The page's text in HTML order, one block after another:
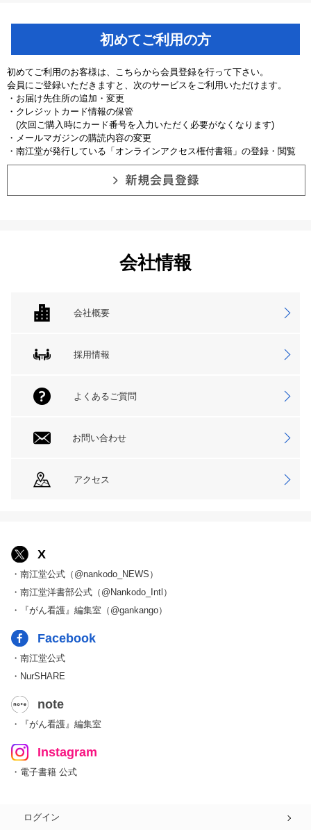
初めてご利用の方
初めてご利用のお客様は、こちらから会員登録を行って下さい。
会員にご登録いただきますと、次のサービスをご利用いただけます。
・お届け先住所の追加・変更
・クレジットカード情報の保管
(次回ご購入時にカード番号を入力いただく必要がなくなります)
・メールマガジンの購読内容の変更
・南江堂が発行している「オンラインアクセス権付書籍」の登録・閲覧
会社情報
会社概要
採用情報
よくあるご質問
お問い合わせ
アクセス
X
・南江堂公式（@nankodo_NEWS）
・南江堂洋書部公式（@Nankodo_Intl）
・『がん看護』編集室（@gankango）
Facebook
・南江堂公式
・NurSHARE
note
・『がん看護』編集室
Instagram
・電子書籍 公式
ログイン